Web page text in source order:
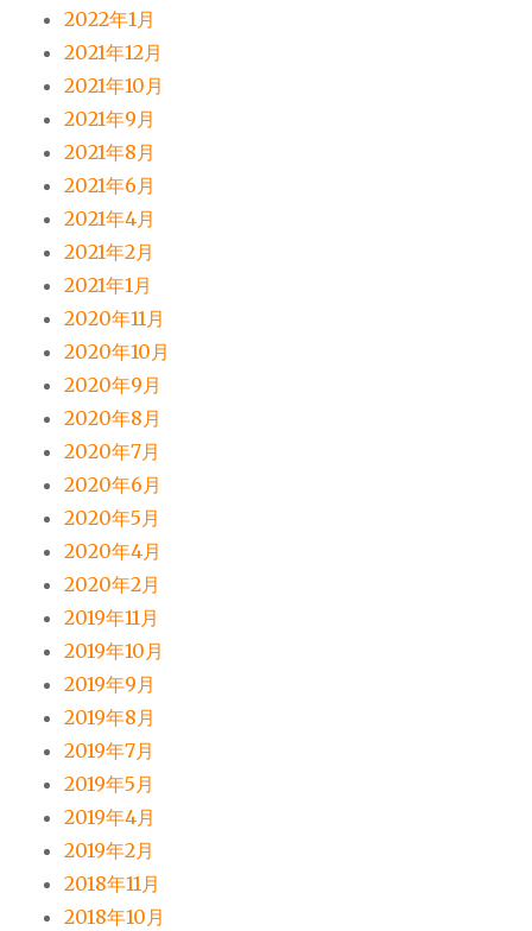
2022年1月
2021年12月
2021年10月
2021年9月
2021年8月
2021年6月
2021年4月
2021年2月
2021年1月
2020年11月
2020年10月
2020年9月
2020年8月
2020年7月
2020年6月
2020年5月
2020年4月
2020年2月
2019年11月
2019年10月
2019年9月
2019年8月
2019年7月
2019年5月
2019年4月
2019年2月
2018年11月
2018年10月